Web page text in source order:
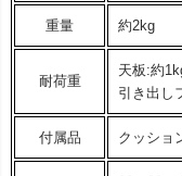
重量 約2kg
耐荷重
天板:約
引き出し
付属品 クッショ